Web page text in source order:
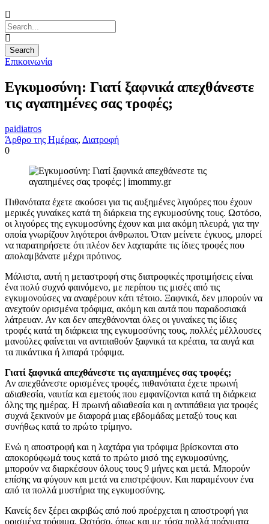
Επικοινωνία
Εγκυμοσύνη: Γιατί ξαφνικά απεχθάνεστε
τις αγαπημένες σας τροφές;
paidiatros
Άρθρο της Ημέρας, Διατροφή
0
Πιθανότατα έχετε ακούσει για τις αυξημένες λιγούρες που έχουν
μερικές γυναίκες κατά τη διάρκεια της εγκυμοσύνης τους. Ωστόσο,
οι λιγούρες της εγκυμοσύνης έχουν και μια ακόμη πλευρά, για την
οποία γνωρίζουν λιγότεροι άνθρωποι. Όταν μείνετε έγκυος, μπορεί
να παρατηρήσετε ότι πλέον δεν λαχταράτε τις ίδιες τροφές που
απολαμβάνατε μέχρι πρότινος.
Μάλιστα, αυτή η μεταστροφή στις διατροφικές προτιμήσεις είναι
ένα πολύ συχνό φαινόμενο, με περίπου τις μισές από τις
εγκυμονούσες να αναφέρουν κάτι τέτοιο. Ξαφνικά, δεν μπορούν να
ανεχτούν ορισμένα τρόφιμα, ακόμη και αυτά που παραδοσιακά
λάτρευαν. Αν και δεν απεχθάνονται όλες οι γυναίκες τις ίδιες
τροφές κατά τη διάρκεια της εγκυμοσύνης τους, πολλές μέλλουσες
μανούλες φαίνεται να αντιπαθούν ξαφνικά τα κρέατα, τα αυγά και
τα πικάντικα ή λιπαρά τρόφιμα.
Γιατί ξαφνικά απεχθάνεστε τις αγαπημένες σας τροφές;
Αν απεχθάνεστε ορισμένες τροφές, πιθανότατα έχετε πρωινή
αδιαθεσία, ναυτία και εμετούς που εμφανίζονται κατά τη διάρκεια
όλης της ημέρας. Η πρωινή αδιαθεσία και η αντιπάθεια για τροφές
συχνά ξεκινούν με διαφορά μιας εβδομάδας μεταξύ τους και
συνήθως κατά το πρώτο τρίμηνο.
Ενώ η αποστροφή και η λαχτάρα για τρόφιμα βρίσκονται στο
αποκορύφωμά τους κατά το πρώτο μισό της εγκυμοσύνης,
μπορούν να διαρκέσουν όλους τους 9 μήνες και μετά. Μπορούν
επίσης να φύγουν και μετά να επιστρέψουν. Και παραμένουν ένα
από τα πολλά μυστήρια της εγκυμοσύνης.
Κανείς δεν ξέρει ακριβώς από πού προέρχεται η αποστροφή για
ορισμένα τρόφιμα. Ωστόσο, όπως και με τόσα πολλά πράγματα